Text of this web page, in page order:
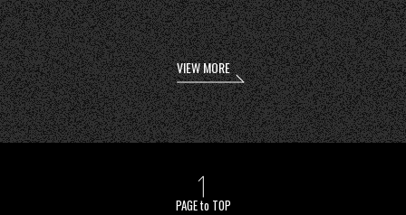
VIEW MORE
PAGE to TOP